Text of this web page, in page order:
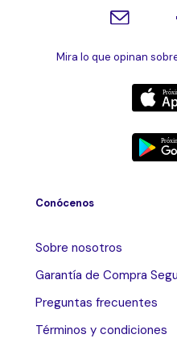
Mira lo que opinan
Conócenos
Sobre nosotros
Garantía de Compra
Preguntas frecuentes
Términos y condiciones